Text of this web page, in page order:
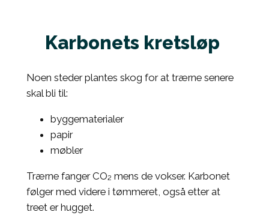
Karbonets kretsløp
Noen steder plantes skog for at trærne senere
skal bli til:
byggematerialer
papir
møbler
Trærne fanger CO₂ mens de vokser. Karbonet
følger med videre i tømmeret, også etter at
treet er hugget.